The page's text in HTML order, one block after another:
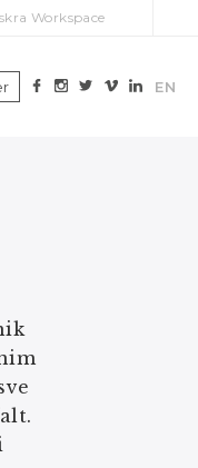
Workspace
EN